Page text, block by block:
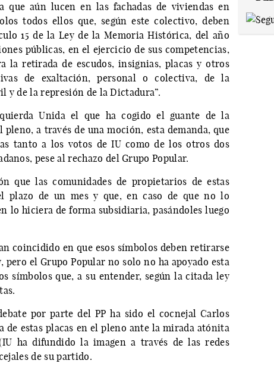
que aún lucen en las fachadas de viviendas en
todos ellos que, según este colectivo, deben
15 de la Ley de la Memoria Histórica, del año
públicas, en el ejercicio de sus competencias,
la retirada de escudos, insignias, placas y otros
de exaltación, personal o colectiva, de la
y de la represión de la Dictadura”.
Unida el que ha cogido el guante de la
a través de una moción, esta demanda, que
tanto a los votos de IU como de los otros dos
pese al rechazo del Grupo Popular.
que las comunidades de propietarios de estas
plazo de un mes y que, en caso de que no lo
lo hiciera de forma subsidiaria, pasándoles luego
coincidido en que esos símbolos deben retirarse
el Grupo Popular no solo no ha apoyado esta
símbolos que, a su entender, según la citada ley
por parte del PP ha sido el cocnejal Carlos
de estas placas en el pleno ante la mirada atónita
ha difundido la imagen a través de las redes
de su partido.